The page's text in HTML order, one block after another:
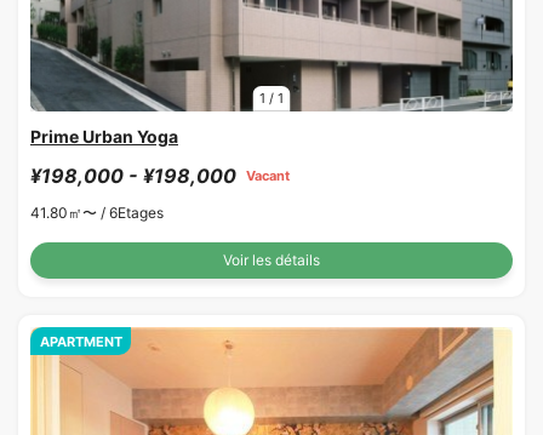
1 / 1
Prime Urban Yoga
¥198,000 - ¥198,000 Vacant
41.80㎡〜 / 6Etages
Voir les détails
APARTMENT